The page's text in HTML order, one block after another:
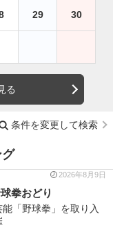
29 30
る
条件を変更して検索
2026年8月9日
拳おどり
「野球拳」を取り入